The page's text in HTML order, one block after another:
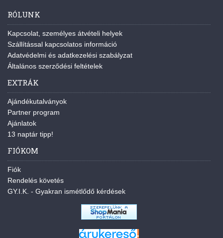
RÓLUNK
Kapcsolat, személyes átvételi helyek
Szállítással kapcsolatos információ
Adatvédelmi és adatkezelési szabályzat
Általános szerződési feltételek
EXTRÁK
Ajándékutalványok
Partner program
Ajánlatok
13 naptár tipp!
FIÓKOM
Fiók
Rendelés követés
GY.I.K. - Gyakran ismétlődő kérdések